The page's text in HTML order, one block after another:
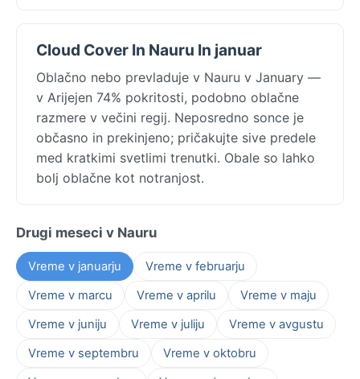
Cloud Cover In Nauru In januar
Oblačno nebo prevladuje v Nauru v January —
v Arijejen 74% pokritosti, podobno oblačne
razmere v večini regij. Neposredno sonce je
občasno in prekinjeno; pričakujte sive predele
med kratkimi svetlimi trenutki. Obale so lahko
bolj oblačne kot notranjost.
Drugi meseci v Nauru
Vreme v januarju
Vreme v februarju
Vreme v marcu
Vreme v aprilu
Vreme v maju
Vreme v juniju
Vreme v juliju
Vreme v avgustu
Vreme v septembru
Vreme v oktobru